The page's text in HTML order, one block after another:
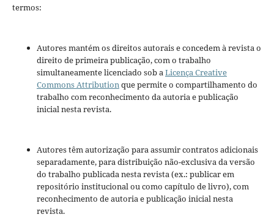
termos:
Autores mantém os direitos autorais e concedem à revista o
direito de primeira publicação, com o trabalho
simultaneamente licenciado sob aLicença Creative
Commons Attributionque permite o compartilhamento do
trabalho com reconhecimento da autoria e publicação
inicial nesta revista.
Autores têm autorização para assumir contratos adicionais
separadamente, para distribuição não-exclusiva da versão
do trabalho publicada nesta revista (ex.: publicar em
repositório institucional ou como capítulo de livro), com
reconhecimento de autoria e publicação inicial nesta
revista.